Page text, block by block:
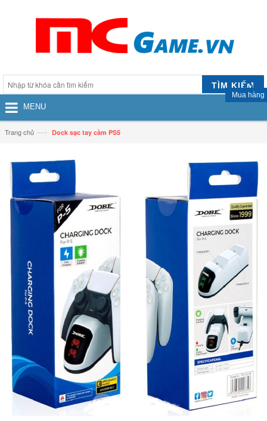
TÌM KIẾM
Mua hàng
MENU
Trang chủ —› Dock sạc tay cầm PS5